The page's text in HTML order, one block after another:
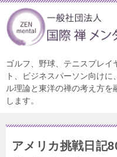
ゴルフ、野球、テニスプレイ
ト、ビジネスパーソン向け
ル理論と東洋の禅の考え方
します。
アメリカ挑戦日記